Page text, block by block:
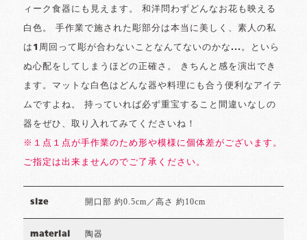
ィーク食器にも見えます。 和洋問わずどんなお花も映える
白色。 手作業で施された彫部分は本当に美しく、素人の私
は1周回って彫が合わないことなんてないのかな...。といら
ぬ心配をしてしまうほどの正確さ。 きちんと感を演出でき
ます。マットな白色はどんな器や料理にも合う便利なアイテ
ムですよね。 持っていれば必ず重宝すること間違いなしの
器をぜひ、取り入れてみてくださいね！
※１点１点が手作業のため形や模様に個体差がございます。
ご指定は出来ませんのでご了承ください。
size 開口部 約0.5cm／高さ 約10cm
material 陶器